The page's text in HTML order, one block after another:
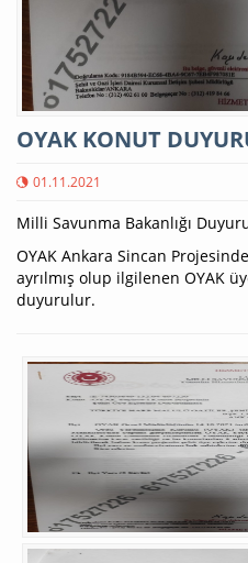
OYAK KONUT
01.11.2021
Milli Savunma Bakanlığı
OYAK Ankara Sincan
ayrılmış olup ilgilenen OYAK
duyurulur.